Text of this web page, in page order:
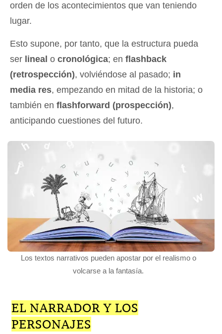
orden de los acontecimientos que van teniendo
lugar.
Esto supone, por tanto, que la estructura pueda
ser lineal o cronológica; en flashback
(retrospección), volviéndose al pasado; in
media res, empezando en mitad de la historia; o
también en flashforward (prospección),
anticipando cuestiones del futuro.
Los textos narrativos pueden apostar por el realismo o
volcarse a la fantasía.
EL NARRADOR Y LOS
PERSONAJES